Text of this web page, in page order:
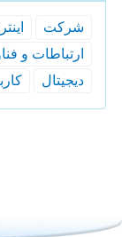
شركت
ارتباطات و
دیجیتال